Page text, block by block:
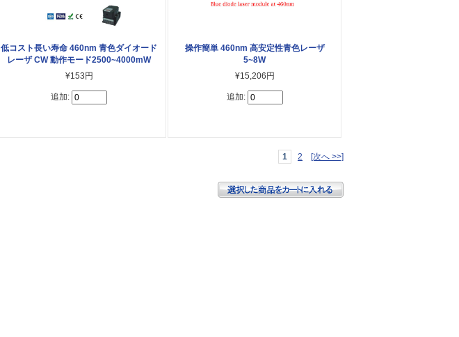
低コスト長い寿命 460nm 青色ダイオード
レーザ CW 動作モード2500~4000mW
¥153円
追加:
操作簡単 460nm 高安定性青色レーザ
5~8W
¥15,206円
追加:
1 2 [次へ >>]